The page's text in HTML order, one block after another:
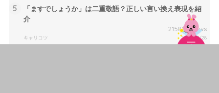
5
「ますでしょうか」は二重敬語？正しい言い換え表現を紹
介
215815 views
キャリコツ 2024/03/28